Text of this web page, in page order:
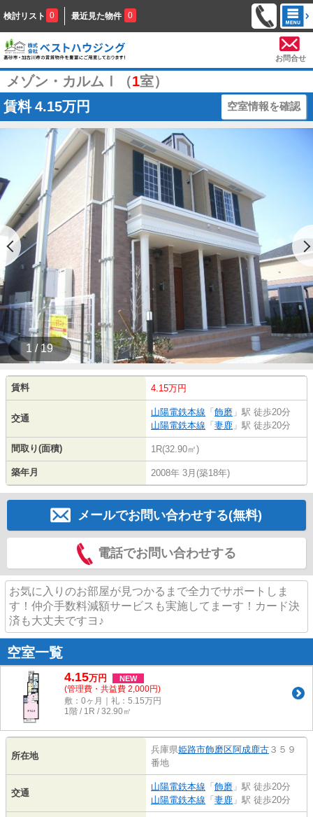
検討リスト 0 最近見た物件 0
お問合せ
メゾン・カルムⅠ（1室）
賃料 4.15万円 空室情報を確認
1 / 19
賃料 4.15万円
交通
山陽電鉄本線 「 飾磨 」駅 徒歩20分
山陽電鉄本線 「 妻鹿 」駅 徒歩20分
間取り(面積) 1R(32.90㎡)
築年月 2008年 3月(築18年)
メールでお問い合わせする(無料)
電話でお問い合わせする
お気に入りのお部屋が見つかるまで全力でサポートしま
す！仲介手数料減額サービスも実施してまーす！カード決
済も大丈夫ですヨ♪
空室一覧
4.15万円 NEW
(管理費・共益費 2,000円)
敷：0ヶ月｜礼：5.15万円
1階 / 1R / 32.90㎡
所在地
兵庫県姫路市飾磨区阿成鹿古 ３５９
番地
交通
山陽電鉄本線 「 飾磨 」駅 徒歩20分
山陽電鉄本線 「 妻鹿 」駅 徒歩20分